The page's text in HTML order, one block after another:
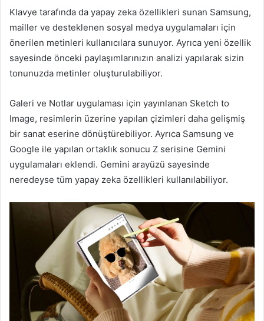
Klavye tarafında da yapay zeka özellikleri sunan Samsung,
mailler ve desteklenen sosyal medya uygulamaları için
önerilen metinleri kullanıcılara sunuyor. Ayrıca yeni özellik
sayesinde önceki paylaşımlarınızın analizi yapılarak sizin
tonunuzda metinler oluşturulabiliyor.
Galeri ve Notlar uygulaması için yayınlanan Sketch to
Image, resimlerin üzerine yapılan çizimleri daha gelişmiş
bir sanat eserine dönüştürebiliyor. Ayrıca Samsung ve
Google ile yapılan ortaklık sonucu Z serisine Gemini
uygulamaları eklendi. Gemini arayüzü sayesinde
neredeyse tüm yapay zeka özellikleri kullanılabiliyor.